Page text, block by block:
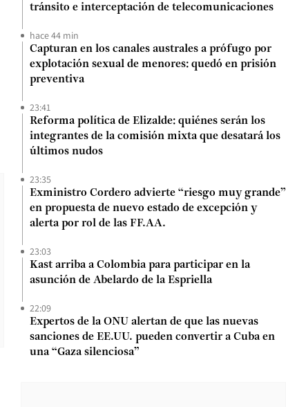
tránsito e interceptación de telecomunicaciones
hace 44 min
Capturan en los canales australes a prófugo por
explotación sexual de menores: quedó en prisión
preventiva
23:41
Reforma política de Elizalde: quiénes serán los
integrantes de la comisión mixta que desatará los
últimos nudos
23:35
Exministro Cordero advierte “riesgo muy grande”
en propuesta de nuevo estado de excepción y
alerta por rol de las FF.AA.
23:03
Kast arriba a Colombia para participar en la
asunción de Abelardo de la Espriella
22:09
Expertos de la ONU alertan de que las nuevas
sanciones de EE.UU. pueden convertir a Cuba en
una “Gaza silenciosa”